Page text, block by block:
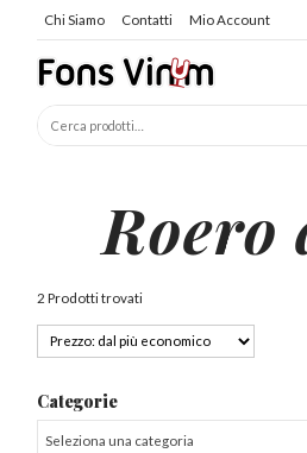
Chi Siamo Contatti Mio Account
Roero
2 Prodotti trovati
Categorie
Seleziona una categoria